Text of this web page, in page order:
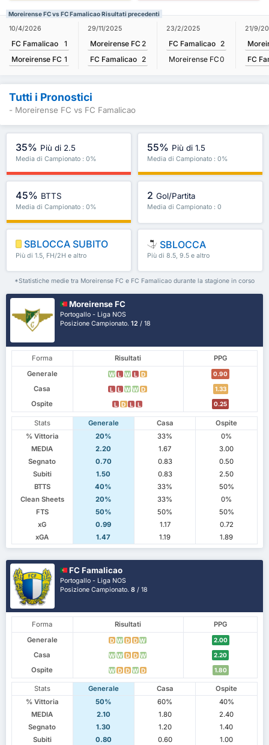
Moreirense FC vs FC Famalicao Risultati precedenti
10/4/2026
FC Famalicao
1
Moreirense FC 1
29/11/2025
Moreirense FC 2
FC Famalicao 2
23/2/2025
FC Famalicao 2
Moreirense FC0
21/9/
FC
Tutti i Pronostici
- Moreirense FC vs FC Famalicao
35% Più di 2.5
Media di Campionato : 0%
55% Più di 1.5
Media di Campionato : 0%
45% BTTS
Media di Campionato : 0%
2 Gol/Partita
Media di Campionato : 0
SBLOCCA SUBITO
Più di 1.5, FH/2H e altro
SBLOCCA
Più di 8.5, 9.5 e altro
*Statistiche medie tra Moreirense FC e FC Famalicao durante la stagione in corso
Moreirense FC
Portogallo - Liga NOS
Posizione Campionato.12 / 18
Forma Risultati
PPG
Generale
W L W L D 0.90
Casa L L W W D 1.33
Ospite L D L L 0.25
Stats Generale Casa
Ospite
% Vittoria
20% 33%
0%
MEDIA
2.20 1.67
3.00
Segnato
0.70 0.83
0.50
Subiti
1.50 0.83
2.50
BTTS
40% 33%
50%
Clean Sheets
20% 33%
0%
FTS
50% 50%
50%
xG
0.99 1.17
0.72
xGA
1.47 1.19 1.89
FC Famalicao
Portogallo - Liga NOS
Posizione Campionato.8 / 18
Forma Risultati
PPG
Generale
D W D D W 2.00
Casa W W D D W 2.20
Ospite W D D W D 1.80
Stats Generale Casa
Ospite
% Vittoria
50% 60%
40%
MEDIA
2.10 1.80
2.40
Segnato
1.30 1.20
1.40
Subiti
0.80 0.60
1.00